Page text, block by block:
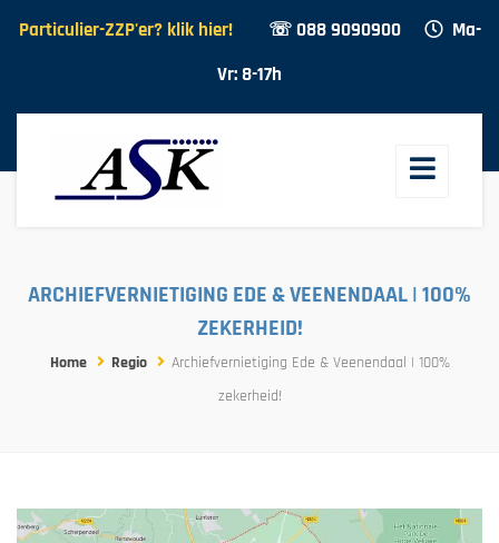
Particulier-ZZP'er? klik hier! ☏ 088 9090900
Ma-
Vr: 8-17h
ARCHIEFVERNIETIGING EDE & VEENENDAAL | 100%
ZEKERHEID!
Home Regio
Archiefvernietiging Ede & Veenendaal | 100%
zekerheid!